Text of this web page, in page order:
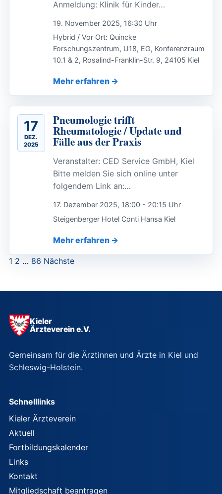
Anmeldung: Klinik für Kinder…
19. November 2025, 16:30 Uhr
Hybrid / Vor Ort: Quincke
Forschungszentrum, U18, EG, Konferenzraum
10.1 & 2, Rosalind-Franklin-Str. 9, 24105 Kiel
Mehr erfahren
17
DEZ.
2025
Pneumologie trifft
Rheumatologie / Update und
Fälle aus der Praxis
Veranstalter: CED Service GmbH, Kiel
Bitte melden Sie sich online unter
folgendem Link an:…
17. Dezember 2025, 18:00 - 20:15 Uhr
Steigenberger Hotel Conti Hansa Kiel
Mehr erfahren
Seitennummerierung
1 2 … 86 Nächste
Kieler
Ärzteverein e.V.
Gemeinsam für die Ärztinnen und Ärzte in Kiel und
Schleswig-Holstein.
Schnelllinks
Kieler Ärzteverein
Aktuell
Fortbildungskalender
Links
Kontakt
Mitgliedschaft beantragen